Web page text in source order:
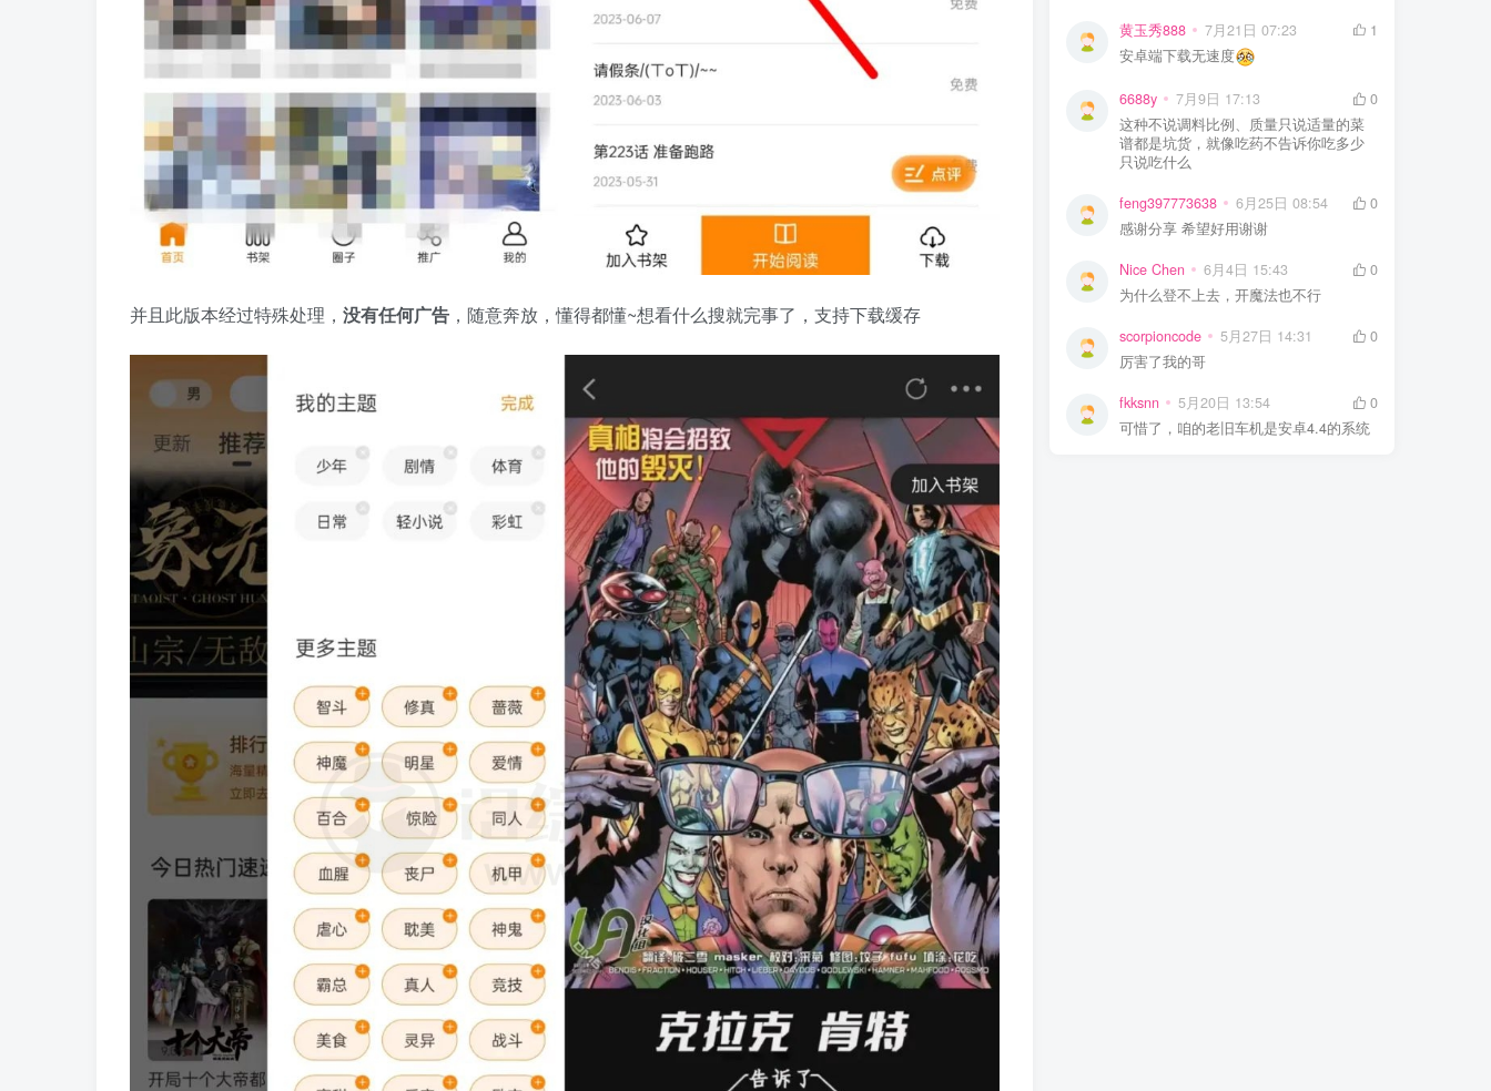
并且此版本经过特殊处理， 没有任何广告 ，随意奔放，懂得都懂~想看什么搜就完事了，支持下载缓存
黄玉秀888 7月21日 07:23
1
安卓端下载无速度
6688y 7月9日 17:13
0
这种不说调料比例、质量只说适量的菜
谱都是坑货，就像吃药不告诉你吃多少
只说吃什么
feng397773638 6月25日 08:54
0
感谢分享 希望好用谢谢
Nice Chen 6月4日 15:43
0
为什么登不上去，开魔法也不行
scorpioncode 5月27日 14:31
0
厉害了我的哥
fkksnn 5月20日 13:54
0
可惜了，咱的老旧车机是安卓4.4的系统